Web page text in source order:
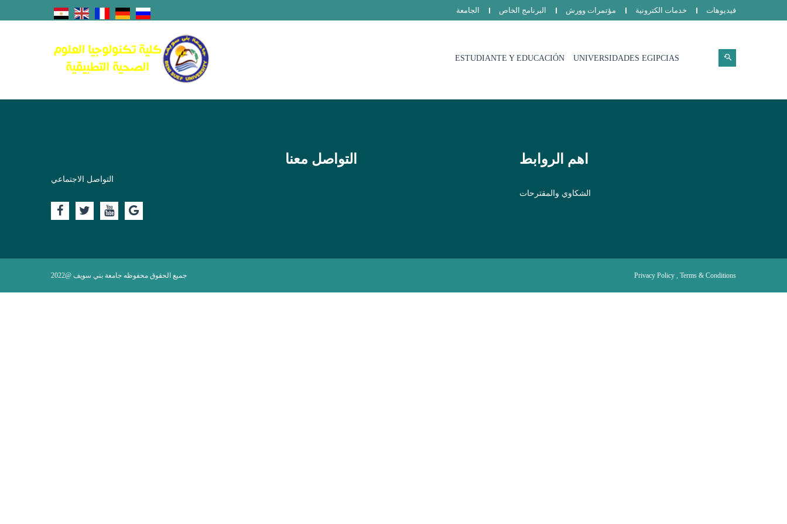
الجامعة البرنامج الخاص مؤتمرات وورش خدمات الكترونية فيديوهات
ESTUDIANTE Y EDUCACIÓN UNIVERSIDADES EGIPCIAS
التواصل الاجتماعي
التواصل معنا اهم الروابط
الشكاوي والمقترحات
جميع الحقوق محفوظه جامعة بني سويف @2022 Privacy Policy , Terms & Conditions